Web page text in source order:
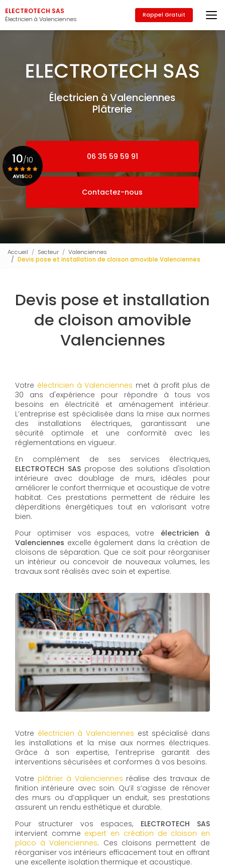
au
contenu
principal
ELECTROTECH SAS
Électricien à Valenciennes
Rappel Gratuit
Électricien à Valenciennes
Plâtrerie
06 35 59 59 91
Contactez-nous
10/10
Accueil Secteur
Valenciennes
Devis pose et installation de cloison amovible Valenciennes
Devis pose et installation
de cloison amovible
Valenciennes
Votre électricien à Valenciennes met à profit plus de
30 ans d'expérience pour répondre à tous vos
besoins en électricité et aménagement intérieur.
L’entreprise est spécialisée dans la mise aux normes
des installations électriques, garantissant une
sécurité optimale et une conformité avec les
réglementations en vigueur.
En complément de ses services électriques,
ELECTROTECH SAS propose des solutions d'isolation
intérieure avec doublage de murs, idéales pour
améliorer le confort thermique et acoustique de votre
habitat. Ces prestations permettent de réduire les
déperditions énergétiques tout en valorisant votre
bien.
Pour optimiser vos espaces, votre électricien à
Valenciennes excelle également dans la création de
cloisons de séparation. Que ce soit pour réorganiser
un intérieur ou concevoir de nouveaux volumes, les
travaux sont réalisés avec soin et expertise.
Votre électricien à Valenciennes est spécialisé dans
les installations et la mise aux normes électriques.
Grâce à son expertise, l’entreprise garantit des
interventions sécurisées et conformes à vos besoins.
Votre plâtrier à Valenciennes réalise des travaux de
finition intérieure avec soin. Qu’il s’agisse de rénover
des murs ou d’appliquer un enduit, ses prestations
assurent un rendu esthétique et durable.
Pour structurer vos espaces, ELECTROTECH SAS
intervient comme expert en création de cloison en
placo à Valenciennes. Ces cloisons permettent de
réorganiser vos intérieurs efficacement tout en offrant
une excellente isolation thermique et acoustique.